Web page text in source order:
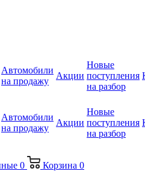
Автомобили
на продажу
Акции
Новые
поступления
на разбор
Автомобили
на продажу
Акции
Новые
поступления
на разбор
0 Корзина 0